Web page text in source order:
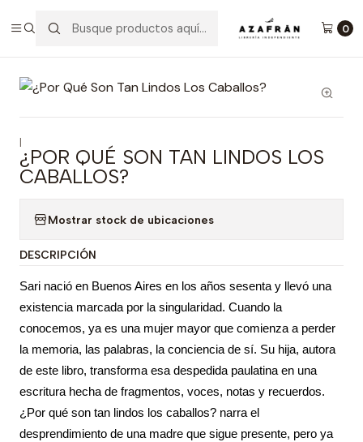
0
Literatura Latinoamericana
¿Por Qué Son Tan Lindos Los Caballos?
|
¿POR QUÉ SON TAN LINDOS LOS
CABALLOS?
Mostrar stock de ubicaciones
DESCRIPCIÓN
Sari nació en Buenos Aires en los años sesenta y llevó una
existencia marcada por la singularidad. Cuando la
conocemos, ya es una mujer mayor que comienza a perder
la memoria, las palabras, la conciencia de sí. Su hija, autora
de este libro, transforma esa despedida paulatina en una
escritura hecha de fragmentos, voces, notas y recuerdos.
¿Por qué son tan lindos los caballos? narra el
desprendimiento de una madre que sigue presente, pero ya